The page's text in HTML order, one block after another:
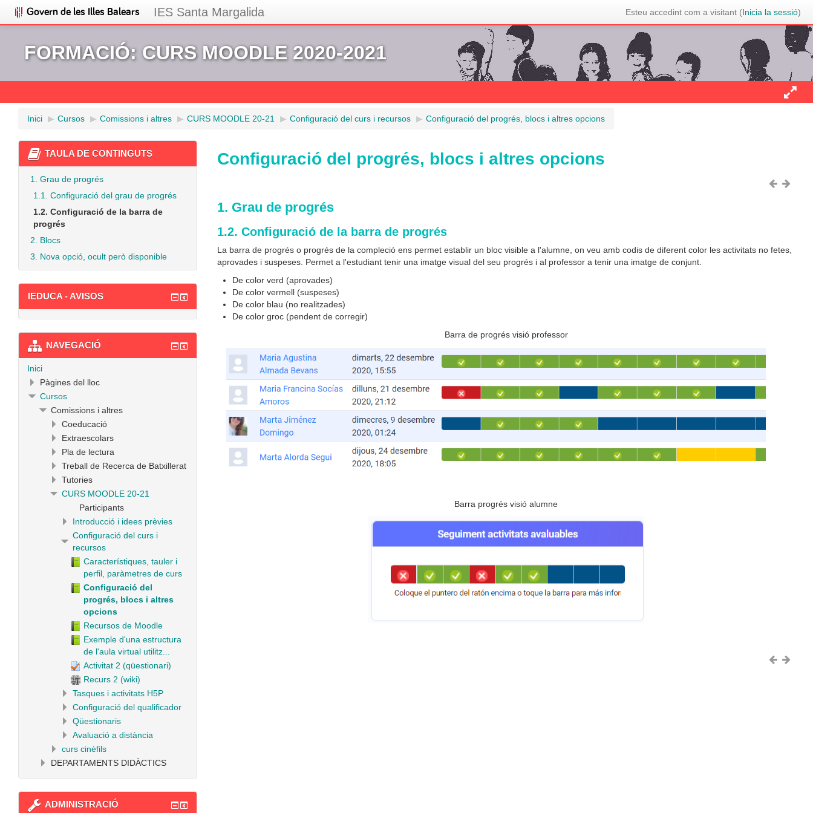
IES Santa Margalida Esteu accedint com a visitant (Inicia la sessió)
FORMACIÓ: CURS MOODLE 2020-2021
Inici ▶︎ Cursos ▶︎ Comissions i altres ▶︎ CURS MOODLE 20-21 ▶︎ Configuració del curs i recursos ▶︎ Configuració del progrés, blocs i altres opcions
Configuració del progrés, blocs i altres opcions
1. Grau de progrés
1.2. Configuració de la barra de progrés
La barra de progrés o progrés de la compleció ens permet establir un bloc visible a l'alumne, on veu amb codis de diferent color les activitats no fetes,
aprovades i suspeses. Permet a l'estudiant tenir una imatge visual del seu progrés i al professor a tenir una imatge de conjunt.
De color verd (aprovades)
De color vermell (suspeses)
De color blau (no realitzades)
De color groc (pendent de corregir)
Barra de progrés visió professor
Barra progrés visió alumne
TAULA DE CONTINGUTS
1. Grau de progrés
1.1. Configuració del grau de progrés
1.2. Configuració de la barra de
progrés
2. Blocs
3. Nova opció, ocult però disponible
IEDUCA - AVISOS
NAVEGACIÓ
Inici
Pàgines del lloc
Cursos
Comissions i altres
Coeducació
Extraescolars
Pla de lectura
Treball de Recerca de Batxillerat
Tutories
CURS MOODLE 20-21
Participants
Introducció i idees prèvies
Configuració del curs i
recursos
Característiques, tauler i
perfil, paràmetres de curs
Configuració del
progrés, blocs i altres
opcions
Recursos de Moodle
Exemple d'una estructura
de l'aula virtual utilitz...
Activitat 2 (qüestionari)
Recurs 2 (wiki)
Tasques i activitats H5P
Configuració del qualificador
Qüestionaris
Avaluació a distància
curs cinèfils
DEPARTAMENTS DIDÀCTICS
ADMINISTRACIÓ